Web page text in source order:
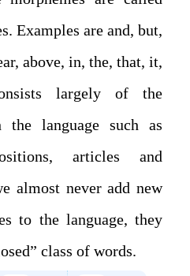
Examples are and, but,
above, in, the, that, it,
largely of the
language such as
articles and
almost never add new
to the language, they
are described as a “closed” class of words.